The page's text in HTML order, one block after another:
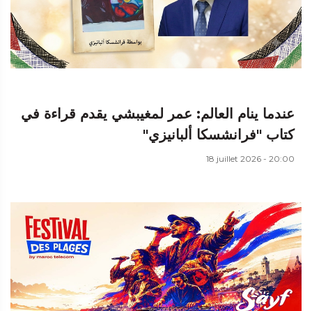
عندما ينام العالم: عمر لمغيبشي يقدم قراءة في
كتاب "فرانشسكا ألبانيزي"
18 juillet 2026 - 20:00